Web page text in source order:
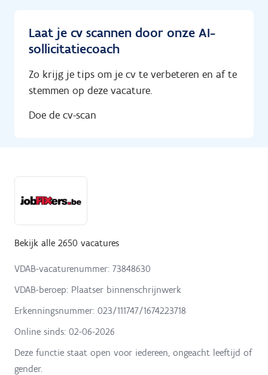
Laat je cv scannen door onze AI-
sollicitatiecoach
Zo krijg je tips om je cv te verbeteren en af te
stemmen op deze vacature.
Doe de cv-scan
Bekijk alle 2650 vacatures
VDAB-vacaturenummer: 73848630
VDAB-beroep: Plaatser binnenschrijnwerk
Erkenningsnummer: 023/111747/1674223718
Online sinds: 02-06-2026
Deze functie staat open voor iedereen, ongeacht leeftijd of
gender.